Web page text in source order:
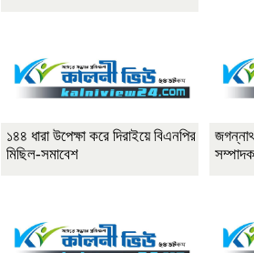
১৪৪ ধারা উপেক্ষা করে দিরাইয়ে বিএনপির
মিছিল-সমাবেশ